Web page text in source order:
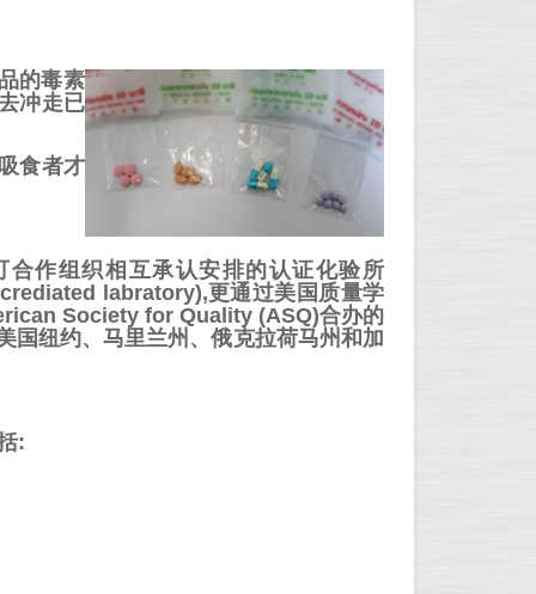
的毒素
冲走已
食者才
作组织相互承认安排的认证化验所
labratory),更通过美国质量学
Society for Quality (ASQ)合办的
国纽约、马里兰州、俄克拉荷马州和加
: